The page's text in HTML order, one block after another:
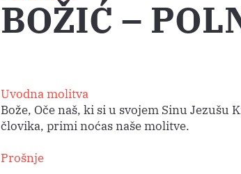
BOŽIĆ –
Uvodna molitva
Bože, Oče naš, ki si u svojem Sinu Jezušu
človika, primi noćas naše molitve.
Prošnje